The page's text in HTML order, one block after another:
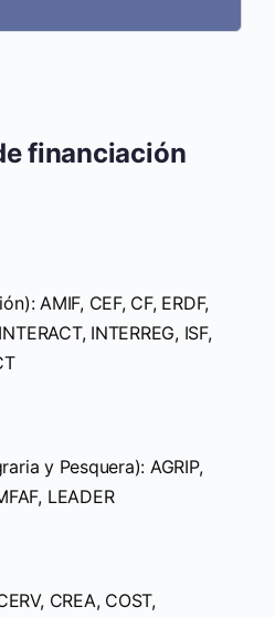
financiación
AMIF, CEF, CF, ERDF,
INTERREG, ISF,
y Pesquera): AGRIP,
LEADER
CREA, COST,